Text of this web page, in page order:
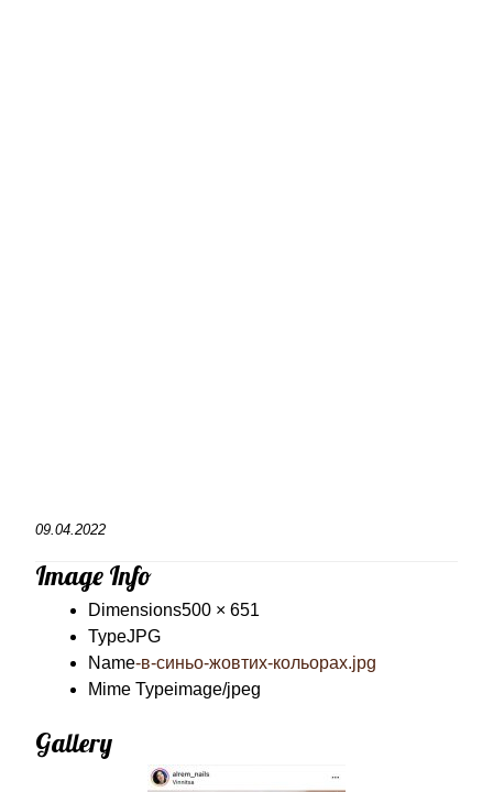
09.04.2022
Image Info
Dimensions500 × 651
TypeJPG
Name-в-синьо-жовтих-кольорах.jpg
Mime Typeimage/jpeg
Gallery